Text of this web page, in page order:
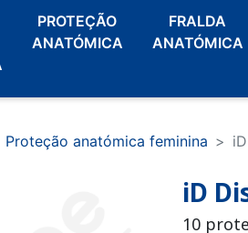
PROTEÇÃO
ANATÓMICA
FRALDA
ANATÓMICA
Proteção anatómica feminina
iD
10